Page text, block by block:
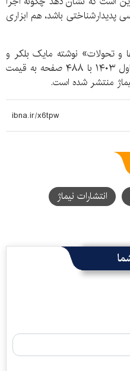
باشد، هم ابزاری
و تحولات» نوشته مایک بلکر و
ترجمه غلامرضا خلعتبری در نوبت اول ۱۴۰۳ با ۴۸۸ صفحه به قیمت
انتشارات نیماژ